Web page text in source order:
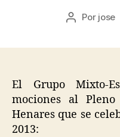
Por jose
El Grupo Mixto-
mociones al
Henares que se
2013: